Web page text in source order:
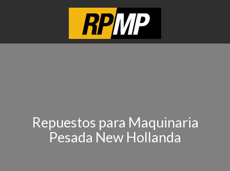
Repuestos para Maquinaria
Pesada New Hollanda